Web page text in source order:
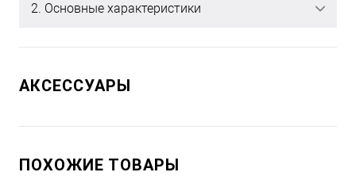
2. Основные характеристики
АКСЕССУАРЫ
ПОХОЖИЕ ТОВАРЫ